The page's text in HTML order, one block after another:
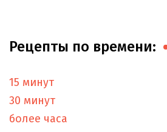
Рецепты по времени:
15 минут
30 минут
более часа